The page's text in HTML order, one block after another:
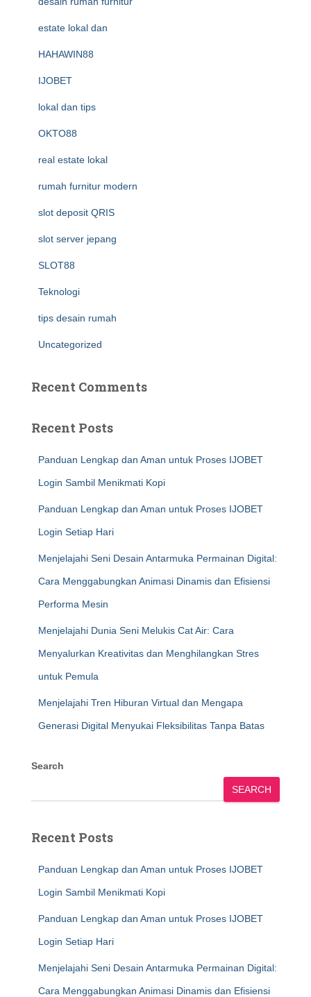
estate lokal dan
HAHAWIN88
IJOBET
lokal dan tips
OKTO88
real estate lokal
rumah furnitur modern
slot deposit QRIS
slot server jepang
SLOT88
Teknologi
tips desain rumah
Uncategorized
Recent Comments
Recent Posts
Panduan Lengkap dan Aman untuk Proses IJOBET
Login Sambil Menikmati Kopi
Panduan Lengkap dan Aman untuk Proses IJOBET
Login Setiap Hari
Menjelajahi Seni Desain Antarmuka Permainan Digital:
Cara Menggabungkan Animasi Dinamis dan Efisiensi
Performa Mesin
Menjelajahi Dunia Seni Melukis Cat Air: Cara
Menyalurkan Kreativitas dan Menghilangkan Stres
untuk Pemula
Menjelajahi Tren Hiburan Virtual dan Mengapa
Generasi Digital Menyukai Fleksibilitas Tanpa Batas
Search
SEARCH
Recent Posts
Panduan Lengkap dan Aman untuk Proses IJOBET
Login Sambil Menikmati Kopi
Panduan Lengkap dan Aman untuk Proses IJOBET
Login Setiap Hari
Menjelajahi Seni Desain Antarmuka Permainan Digital:
Cara Menggabungkan Animasi Dinamis dan Efisiensi